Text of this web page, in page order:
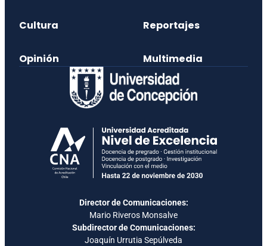
Cultura Reportajes
Opinión Multimedia
Director de Comunicaciones:
Mario Riveros Monsalve
Subdirector de Comunicaciones:
Joaquín Urrutia Sepúlveda